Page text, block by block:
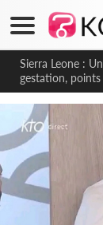
Sierra Leone :
gestation, points